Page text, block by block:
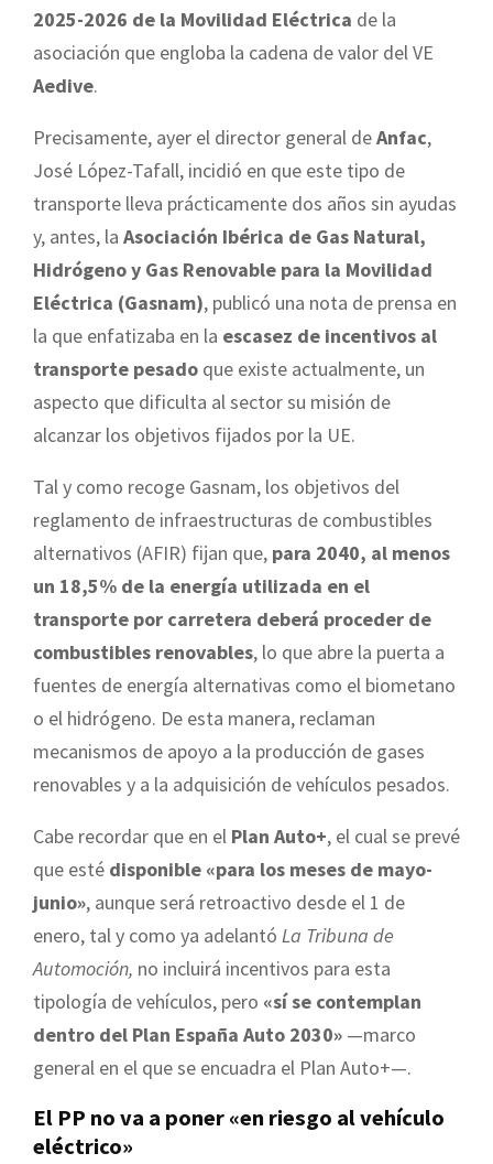
2025-2026 de la Movilidad Eléctrica de la
asociación que engloba la cadena de valor del VE
Aedive.
Precisamente, ayer el director general deAnfac,
José López-Tafall, incidió en que este tipo de
transporte lleva prácticamente dos años sin ayudas
y, antes, la Asociación Ibérica de Gas Natural,
Hidrógeno y Gas Renovable para la Movilidad
Eléctrica (Gasnam), publicó una nota de prensa en
la que enfatizaba en la escasez de incentivos al
transporte pesado que existe actualmente, un
aspecto que dificulta al sector su misión de
alcanzar los objetivos fijados por la UE.
Tal y como recoge Gasnam, los objetivos del
reglamento de infraestructuras de combustibles
alternativos (AFIR) fijan que, para 2040, al menos
un 18,5% de la energía utilizada en el
transporte por carretera deberá proceder de
combustibles renovables, lo que abre la puerta a
fuentes de energía alternativas como el biometano
o el hidrógeno. De esta manera, reclaman
mecanismos de apoyo a la producción de gases
renovables y a la adquisición de vehículos pesados.
Cabe recordar que en el Plan Auto+, el cual se prevé
que esté disponible «para los meses de mayo-
junio», aunque será retroactivo desde el 1 de
enero, tal y como ya adelantó La Tribuna de
Automoción, no incluirá incentivos para esta
tipología de vehículos, pero «sí se contemplan
dentro del Plan España Auto 2030» —marco
general en el que se encuadra el Plan Auto+—.
El PP no va a poner «en riesgo al vehículo
eléctrico»